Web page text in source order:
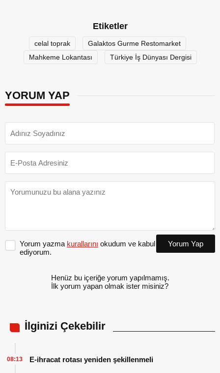
Etiketler
celal toprak
Galaktos Gurme Restomarket
Mahkeme Lokantası
Türkiye İş Dünyası Dergisi
YORUM YAP
Yorum yazma kurallarını okudum ve kabul
ediyorum.
Yorum Yap
Henüz bu içeriğe yorum yapılmamış.
İlk yorum yapan olmak ister misiniz?
İlginizi Çekebilir
E-ihracat rotası yeniden şekillenmeli
08:13